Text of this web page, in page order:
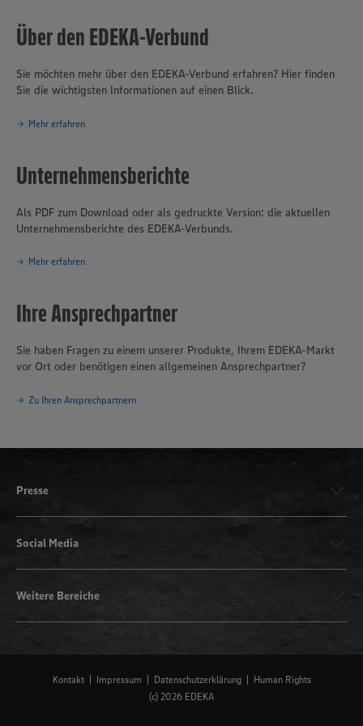
Niedersachsen und Rheinland-Pfalz rund 680 Vollsortiment-
Lebensmittelmärkte unter den Marken EDEKA und Marktkauf sowie
Der Fleischhof Rasting und die Bäckerei Büsch gehören als
Produktionsbetriebe ebenfalls zu EDEKA Rhein-Ruhr. Das
erwirtschaftete 2024 einen Umsatz von rund 6,5 Milliarden Euro.
vertrauen mehr als eine Millionen Kundinnen und Kunden auf die
EDEKA-Frische, auf Qualität und Sortimentsvielfalt.
Über den EDEKA-Verbund
Sie möchten mehr über den EDEKA-Verbund erfahren? Hier finden
Sie die wichtigsten Informationen auf einen Blick.
Mehr erfahren
Unternehmensberichte
Als PDF zum Download oder als gedruckte Version: die aktuellen
Unternehmensberichte des EDEKA-Verbunds.
Mehr erfahren
Ihre Ansprechpartner
Sie haben Fragen zu einem unserer Produkte, Ihrem EDEKA-Markt
vor Ort oder benötigen einen allgemeinen Ansprechpartner?
Zu Ihren Ansprechpartnern
Presse
Social Media
Weitere Bereiche
Kontakt Impressum Datenschutzerklärung
Human Rights
(c) 2026 EDEKA